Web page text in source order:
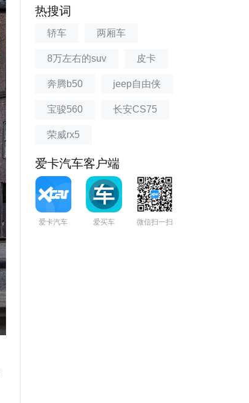
热搜词
轿车 两厢车
8万左右的suv 皮卡
奔腾b50 jeep自由侠
宝骏560 长安CS75
荣威rx5
爱卡汽车客户端
爱卡汽车 爱买车 微信扫一扫